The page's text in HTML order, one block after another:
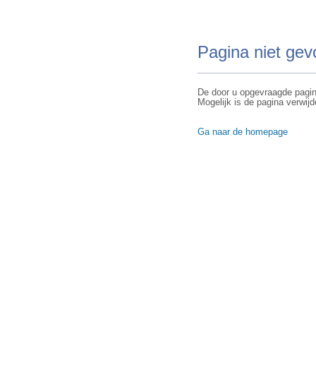
Pagina niet
De door u opgevraagde
Mogelijk is de pagina
Ga naar de homepage